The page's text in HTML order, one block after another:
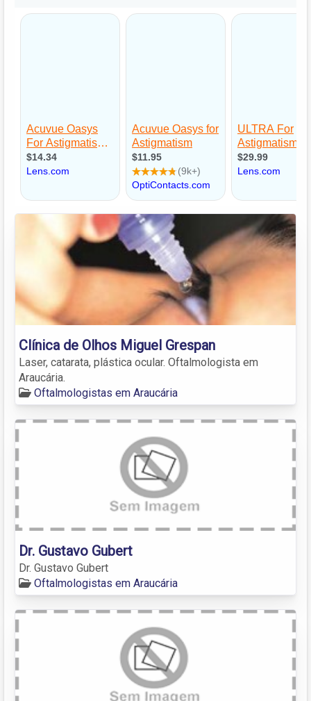
Clínica de Olhos Miguel Grespan
Laser, catarata, plástica ocular. Oftalmologista em
Araucária.
Oftalmologistas em Araucária
Dr. Gustavo Gubert
Dr. Gustavo Gubert
Oftalmologistas em Araucária